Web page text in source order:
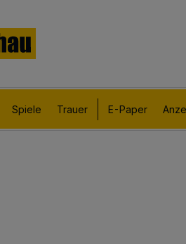
Spiele Trauer E-Paper